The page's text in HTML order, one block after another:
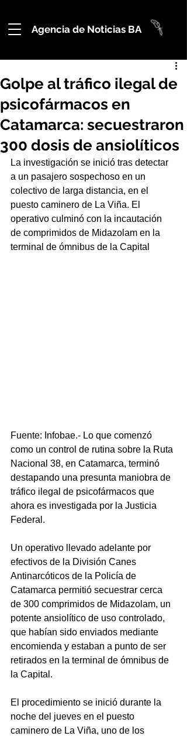
Agencia de Noticias BA
Golpe al tráfico ilegal de
psicofármacos en
Catamarca: secuestraron
300 dosis de ansiolíticos
La investigación se inició tras detectar
a un pasajero sospechoso en un
colectivo de larga distancia, en el
puesto caminero de La Viña. El
operativo culminó con la incautación
de comprimidos de Midazolam en la
terminal de ómnibus de la Capital
Fuente: Infobae.- Lo que comenzó
como un control de rutina sobre la Ruta
Nacional 38, en Catamarca, terminó
destapando una presunta maniobra de
tráfico ilegal de psicofármacos que
ahora es investigada por la Justicia
Federal.
Un operativo llevado adelante por
efectivos de la División Canes
Antinarcóticos de la Policía de
Catamarca permitió secuestrar cerca
de 300 comprimidos de Midazolam, un
potente ansiolítico de uso controlado,
que habían sido enviados mediante
encomienda y estaban a punto de ser
retirados en la terminal de ómnibus de
la Capital.
El procedimiento se inició durante la
noche del jueves en el puesto
caminero de La Viña, uno de los